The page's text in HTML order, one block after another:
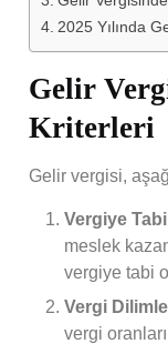
2025 Yılında
Gelir
Kriterleri
Gelir vergisi,
Vergiye
meslek
vergiye tabi
Vergi
vergi